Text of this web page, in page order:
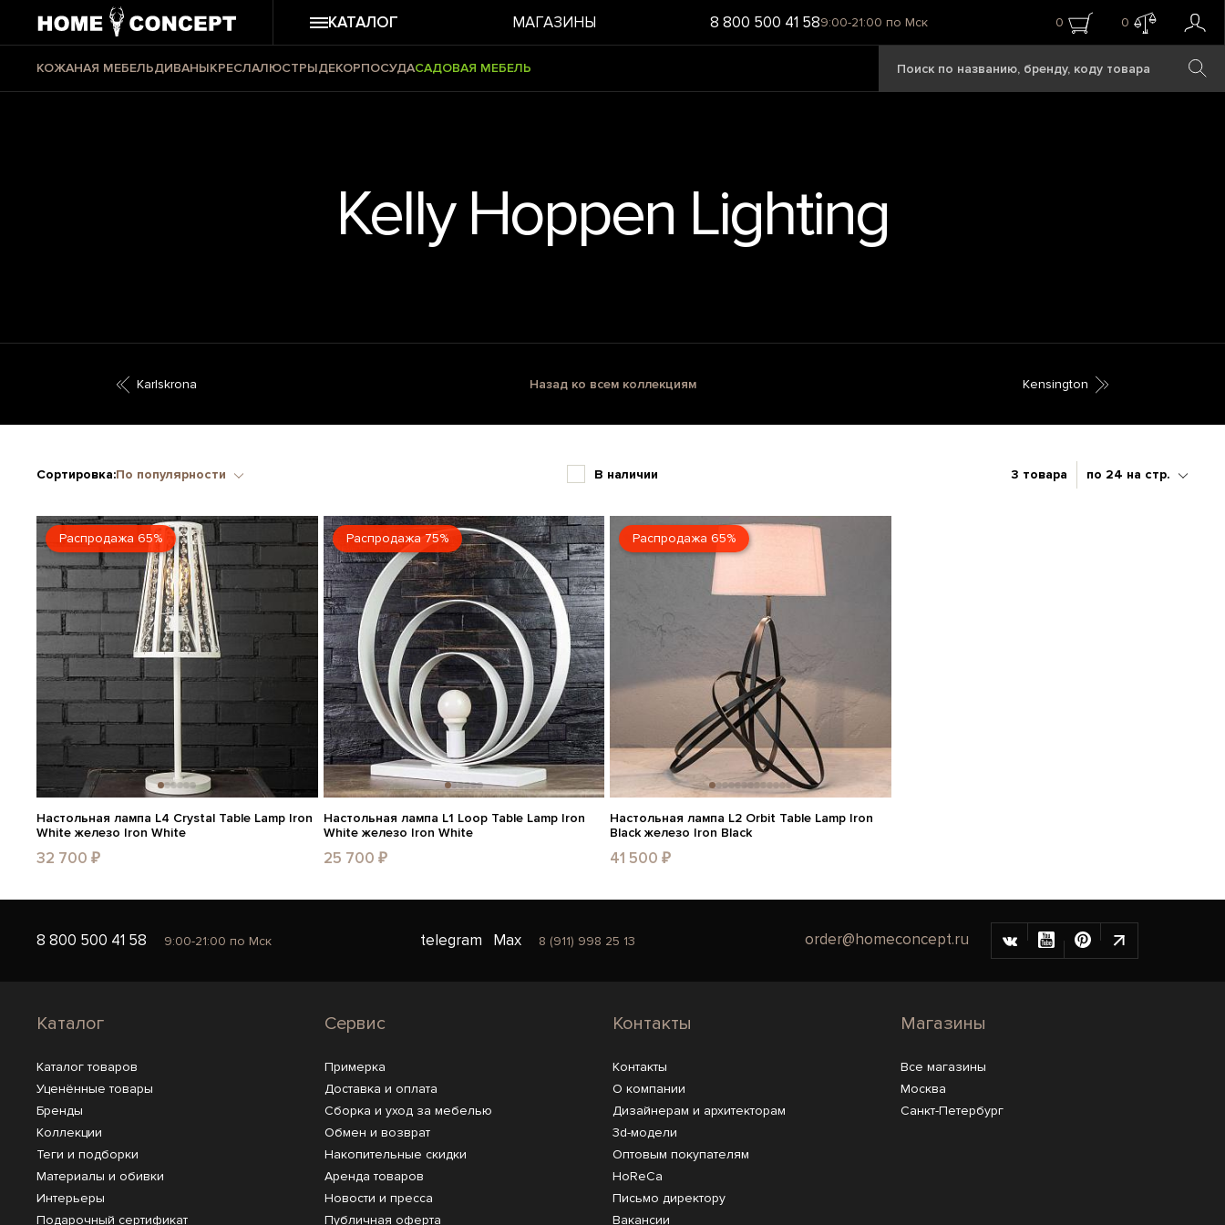
КАТАЛОГ МАГАЗИНЫ 8 800 500 41 589:00-21:00 по Мск 0 0
КОЖАНАЯ МЕБЕЛЬДИВАНЫКРЕСЛАЛЮСТРЫДЕКОРПОСУДАСАДОВАЯ МЕБЕЛЬ
Kelly Hoppen Lighting
Karlskrona Назад ко всем коллекциям Kensington
Сортировка:По популярности В наличии 3 товара по 24 на стр.
Распродажа 65%
Настольная лампа L4 Crystal Table Lamp Iron
White железо Iron White
32 700 ₽
Распродажа 75%
Настольная лампа L1 Loop Table Lamp Iron
White железо Iron White
25 700 ₽
Распродажа 65%
Настольная лампа L2 Orbit Table Lamp Iron
Black железо Iron Black
41 500 ₽
8 800 500 41 58 9:00-21:00 по Мск telegram Max 8 (911) 998 25 13 order@homeconcept.ru
Каталог
Каталог товаров
Уценённые товары
Бренды
Коллекции
Теги и подборки
Материалы и обивки
Интерьеры
Подарочный сертификат
Сервис
Примерка
Доставка и оплата
Сборка и уход за мебелью
Обмен и возврат
Накопительные скидки
Аренда товаров
Новости и пресса
Публичная оферта
Контакты
Контакты
О компании
Дизайнерам и архитекторам
3d-модели
Оптовым покупателям
HoReCa
Письмо директору
Вакансии
Магазины
Все магазины
Москва
Санкт-Петербург